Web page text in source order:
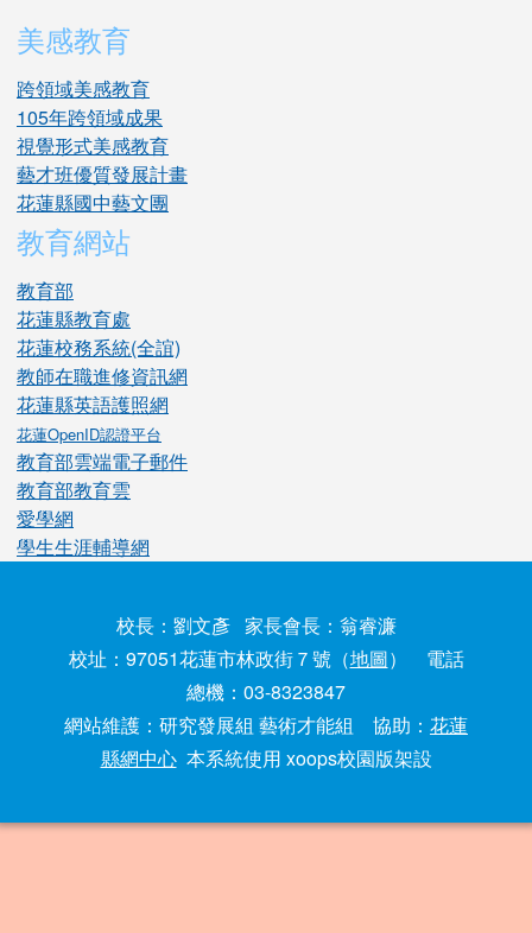
美感教育
跨領域美感教育
105年跨領域成果
視覺形式美感教育
藝才班優質發展計畫
花蓮縣國中藝文團
教育網站
教育部
花蓮縣教育處
花蓮校務系統(全誼)
教師在職進修資訊網
花蓮縣英語護照網
花蓮OpenID認證平台
教育部雲端電子郵件
教育部教育雲
愛學網
學生生涯輔導網
校長：劉文彥 家長會長：翁睿濂
校址：97051花蓮市林政街７號（地圖） 電話
總機：03-8323847
網站維護：研究發展組 藝術才能組 協助： 花蓮
縣網中心本系統使用 xoops校園版架設